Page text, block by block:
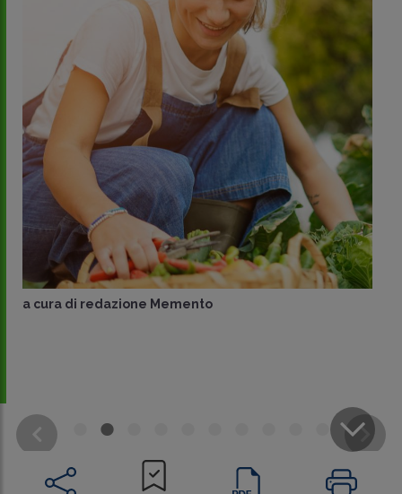
CONDIVIDI
a cura di redazione Memento